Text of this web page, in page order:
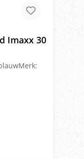
Imaxx 30